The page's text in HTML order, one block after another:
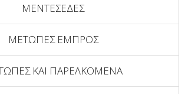
ΜΕΝΤΕΣΕΔΕΣ
ΜΕΤΩΠΕΣ ΕΜΠΡΟΣ
ΚΑΙ ΠΑΡΕΛΚΟΜΕΝΑ